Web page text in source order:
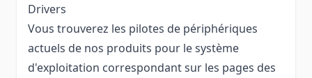
Drivers
Vous trouverez les pilotes de périphériques
actuels de nos produits pour le système
d'exploitation correspondant sur les pages des